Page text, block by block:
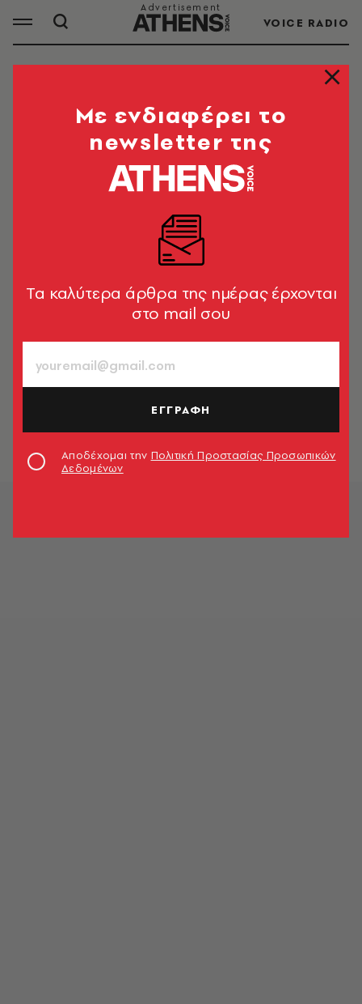
VOICE RADIO
ΚΥΡΙΑΚΗ
ΟΛΑ ΤΑ ΑΡΘΡΑ ΤΟΥ TAG
ΕΛΛΑΔΑ
Κυριακή - απεργία από την
Ομοσπονδία Ιδιωτικών Υπαλλήλων
LIFE
Συννεφιασμένες Κυριακές,
βουρκωμένες Δευτέρες
Σταύρος Κωνσταντινίδης
Mε ενδιαφέρει το
newsletter της
Tα καλύτερα άρθρα της ημέρας έρχονται
στο mail σου
ΕΓΓΡΑΦΗ
Αποδέχομαι την Πολιτική Προστασίας Προσωπικών
Δεδομένων